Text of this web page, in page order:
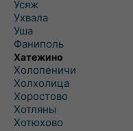
Усяж
Ухвала
Уша
Фаниполь
Хатежино
Холопеничи
Холхолица
Хоростово
Хотляны
Хотюхово